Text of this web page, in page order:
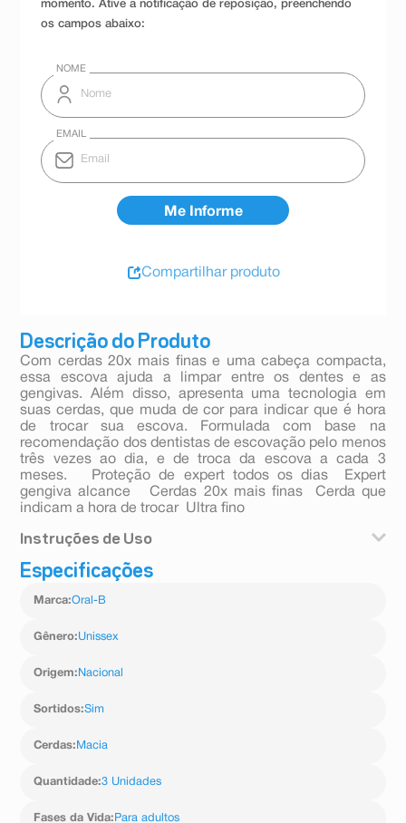
Descrição do Produto
Com cerdas 20x mais finas e uma cabeça compacta,
essa escova ajuda a limpar entre os dentes e as
gengivas. Além disso, apresenta uma tecnologia em
suas cerdas, que muda de cor para indicar que é hora
de trocar sua escova. Formulada com base na
recomendação dos dentistas de escovação pelo menos
três vezes ao dia, e de troca da escova a cada 3
meses.  Proteção de expert todos os dias  Expert
gengiva alcance  Cerdas 20x mais finas  Cerda que
indicam a hora de trocar  Ultra fino
Instruções de Uso
Enxágue a escova após cada uso e guarde em local
Especificações
Marca:Oral-B
Gênero:Unissex
Origem: Nacional
Sortidos:Sim
Cerdas: Macia
Quantidade:3 Unidades
Fases da Vida: Para adultos
Compartilhar produto